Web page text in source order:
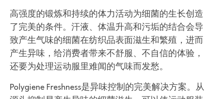
高强度的锻炼和持续的体力活动为细菌的生长创造
了完美的条件。汗液、体温升高和污垢的结合会导
致产生气味的细菌在纺织品表面滋生和繁殖，进而
产生异味，给消费者带来不舒服、不自信的体验，
还要为处理运动服里难闻的气味而发愁。
Polygiene Freshness是异味控制的完美解决方案。从